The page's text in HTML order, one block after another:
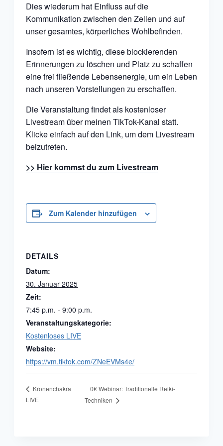
Dies wiederum hat Einfluss auf die
Kommunikation zwischen den Zellen und auf
unser gesamtes, körperliches Wohlbefinden.
Insofern ist es wichtig, diese blockierenden
Erinnerungen zu löschen und Platz zu schaffen
eine frei fließende Lebensenergie, um ein Leben
nach unseren Vorstellungen zu erschaffen.
Die Veranstaltung findet als kostenloser
Livestream über meinen TikTok-Kanal statt.
Klicke einfach auf den Link, um dem Livestream
beizutreten.
>> Hier kommst du zum Livestream
Zum Kalender hinzufügen
DETAILS
Datum:
30. Januar 2025
Zeit:
7:45 p.m. - 9:00 p.m.
Veranstaltungskategorie:
Kostenloses LIVE
Website:
https://vm.tiktok.com/ZNeEVMs4e/
Kronenchakra
LIVE
0€ Webinar: Traditionelle Reiki-
Techniken